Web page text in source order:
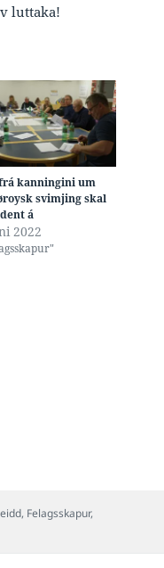
luttaka!
kanningini um
svimjing skal
á
2022
, Felagsskapur,